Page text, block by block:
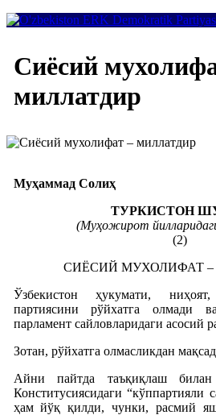
Сиёсий
миллатдир
Муҳаммад Солиҳ
ТУРКИСТОН
(Муҳожирот
(2)
СИЁСИЙ МУХОЛИФАТ
Ўзбекистон ҳукумати,
партиясини рўйхатга олмади
парламент сайловларидаги асосий
Зотан, рўйхатга олмасликдан
Айни пайтда таъқиқлаш билан
Конститусиясидаги “кўппартияли
ҳам йўқ қилди, чунки, расмий